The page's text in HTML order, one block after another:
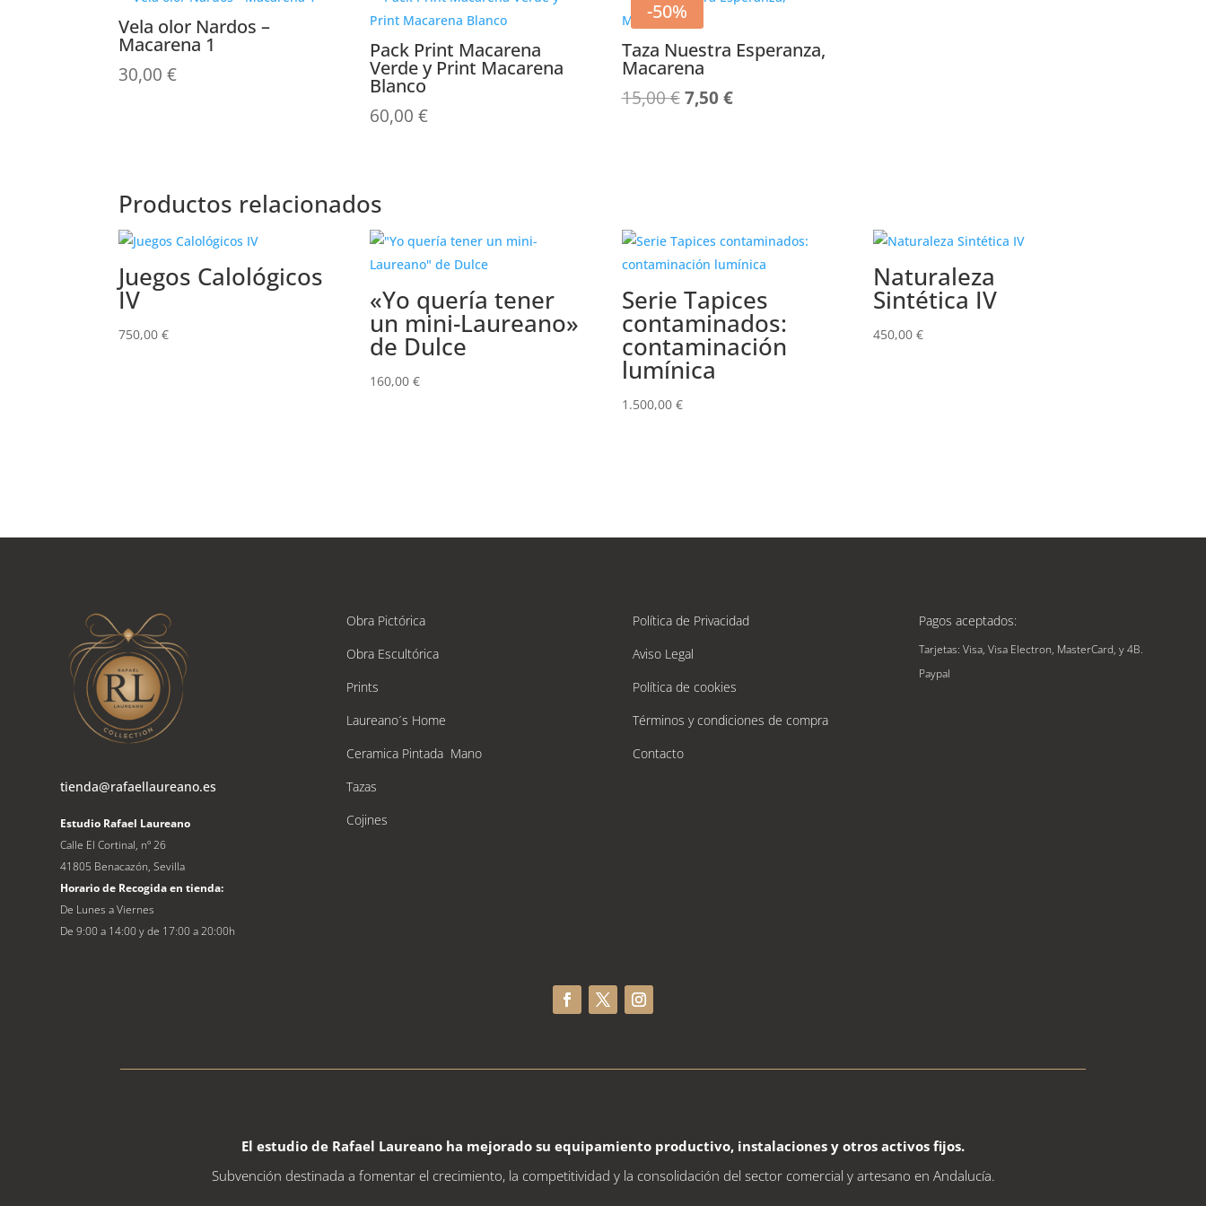
Vela olor Nardos –
Macarena 1
30,00 €
Pack Print Macarena
Verde y Print Macarena
Blanco
60,00€
-50%
Taza Nuestra Esperanza,
Macarena
15,00€ El
7,50 €El
Productos relacionados
Juegos Calológicos
IV
750,00 €
«Yo quería tener
un mini-Laureano»
de Dulce
160,00€
Serie Tapices
contaminados:
contaminación
lumínica
1.500,00 €
Naturaleza
Sintética IV
450,00 €
tienda@rafaellaureano.es
Estudio Rafael Laureano
Calle El Cortinal, nº 26
41805 Benacazón, Sevilla
Horario de Recogida en tienda:
De Lunes a Viernes
De 9:00 a 14:00 y de 17:00 a 20:00h
Obra Pictórica
Obra Escultórica
Prints
Laureano´s Home
Ceramica Pintada Mano
Tazas
Cojines
Política de Privacidad
Aviso Legal
Política de cookies
Términos y condiciones de compra
Contacto
Pagos aceptados:
Tarjetas: Visa, Visa Electron, MasterCard, y 4B.
Paypal
El estudio de Rafael Laureano ha mejorado su equipamiento productivo, instalaciones y otros activos fijos.
Subvención destinada a fomentar el crecimiento, la competitividad y la consolidación del sector comercial y artesano en Andalucía.